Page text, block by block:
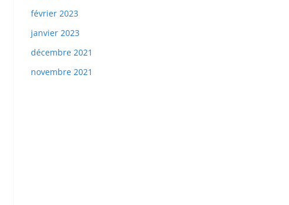
février 2023
janvier 2023
décembre 2021
novembre 2021